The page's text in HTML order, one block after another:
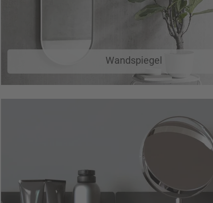
Wandspiegel